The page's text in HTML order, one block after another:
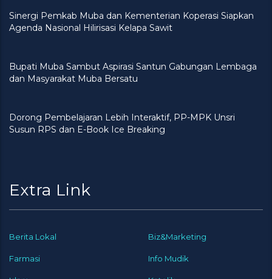
Sinergi Pemkab Muba dan Kementerian Koperasi Siapkan
Agenda Nasional Hilirisasi Kelapa Sawit
Bupati Muba Sambut Aspirasi Santun Gabungan Lembaga
dan Masyarakat Muba Bersatu
Dorong Pembelajaran Lebih Interaktif, PP-MPK Unsri
Susun RPS dan E-Book Ice Breaking
Extra Link
Berita Lokal Biz&Marketing
Farmasi Info Mudik